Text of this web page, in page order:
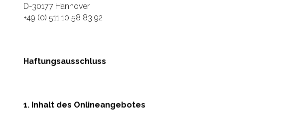
D-30177 Hannover
+49 (0) 511 10 58 83 92
Haftungsausschluss
1. Inhalt des Onlineangebotes